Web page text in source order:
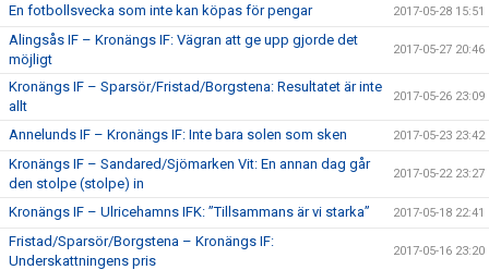
En fotbollsvecka som inte kan köpas för pengar 2017-05-28 15:51
Alingsås IF – Kronängs IF: Vägran att ge upp gjorde det
möjligt
2017-05-27 20:46
Kronängs IF – Sparsör/Fristad/Borgstena: Resultatet är inte
allt
2017-05-26 23:09
Annelunds IF – Kronängs IF: Inte bara solen som sken 2017-05-23 23:42
Kronängs IF – Sandared/Sjömarken Vit: En annan dag går
den stolpe (stolpe) in
2017-05-22 23:27
Kronängs IF – Ulricehamns IFK: ”Tillsammans är vi starka” 2017-05-18 22:41
Fristad/Sparsör/Borgstena – Kronängs IF:
Underskattningens pris
2017-05-16 23:20